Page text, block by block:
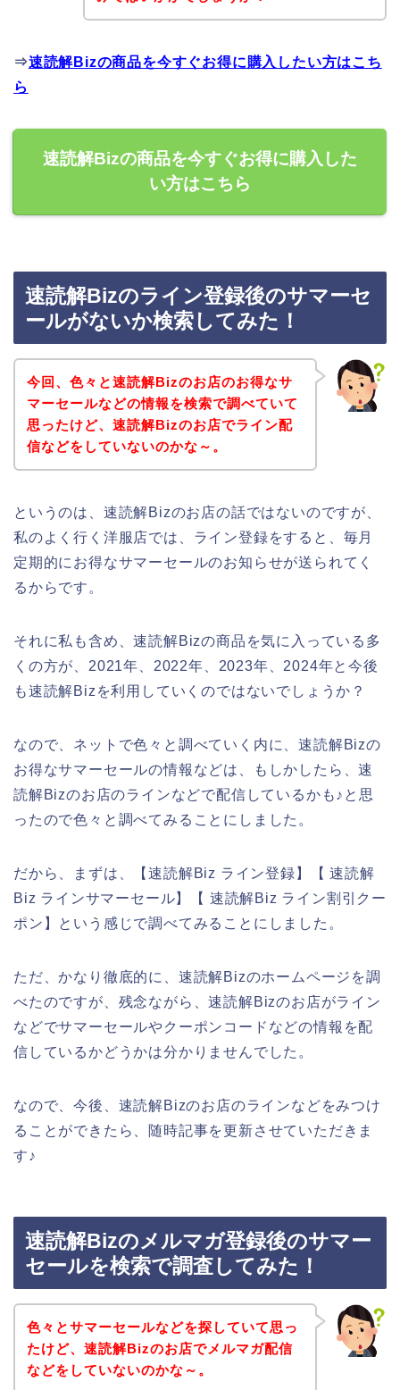
⇒速読解Bizの商品を今すぐお得に購入したい方はこち
ら
速読解Bizの商品を今すぐお得に購入した
い方はこちら
速読解Bizのライン登録後のサマーセ
ールがないか検索してみた！
今回、色々と速読解Bizのお店のお得なサ
マーセールなどの情報を検索で調べていて
思ったけど、速読解Bizのお店でライン配
信などをしていないのかな～。
というのは、速読解Bizのお店の話ではないのですが、
私のよく行く洋服店では、ライン登録をすると、毎月
定期的にお得なサマーセールのお知らせが送られてく
るからです。
それに私も含め、速読解Bizの商品を気に入っている多
くの方が、2021年、2022年、2023年、2024年と今後
も速読解Bizを利用していくのではないでしょうか？
なので、ネットで色々と調べていく内に、速読解Bizの
お得なサマーセールの情報などは、もしかしたら、速
読解Bizのお店のラインなどで配信しているかも♪と思
ったので色々と調べてみることにしました。
だから、まずは、【速読解Biz ライン登録】【 速読解
Biz ラインサマーセール】【 速読解Biz ライン割引クー
ポン】という感じで調べてみることにしました。
ただ、かなり徹底的に、速読解Bizのホームページを調
べたのですが、残念ながら、速読解Bizのお店がライン
などでサマーセールやクーポンコードなどの情報を配
信しているかどうかは分かりませんでした。
なので、今後、速読解Bizのお店のラインなどをみつけ
ることができたら、随時記事を更新させていただきま
す♪
速読解Bizのメルマガ登録後のサマー
セールを検索で調査してみた！
色々とサマーセールなどを探していて思っ
たけど、速読解Bizのお店でメルマガ配信
などをしていないのかな～。